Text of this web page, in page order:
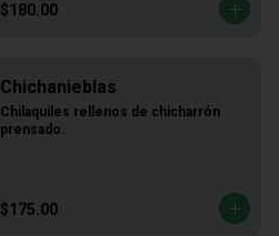
$180.00
Chichanieblas
Chilaquiles rellenos de chicharrón
prensado.
$175.00